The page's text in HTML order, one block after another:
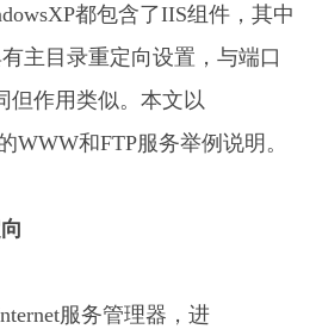
都包含了IIS组件，其中
主目录重定向设置，与端口
但作用类似。本文以
WWW和FTP服务举例说明。
服务管理器，进